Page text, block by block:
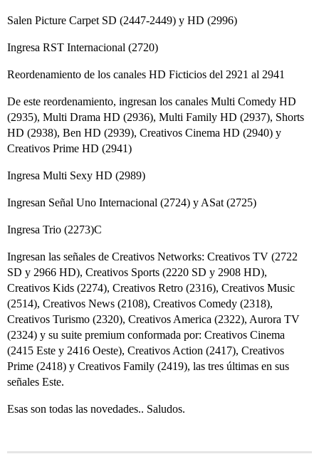
Salen Picture Carpet SD (2447-2449) y HD (2996)
Ingresa RST Internacional (2720)
Reordenamiento de los canales HD Ficticios del 2921 al 2941
De este reordenamiento, ingresan los canales Multi Comedy HD
(2935), Multi Drama HD (2936), Multi Family HD (2937), Shorts
HD (2938), Ben HD (2939), Creativos Cinema HD (2940) y
Creativos Prime HD (2941)
Ingresa Multi Sexy HD (2989)
Ingresan Señal Uno Internacional (2724) y ASat (2725)
Ingresa Trio (2273)C
Ingresan las señales de Creativos Networks: Creativos TV (2722
SD y 2966 HD), Creativos Sports (2220 SD y 2908 HD),
Creativos Kids (2274), Creativos Retro (2316), Creativos Music
(2514), Creativos News (2108), Creativos Comedy (2318),
Creativos Turismo (2320), Creativos America (2322), Aurora TV
(2324) y su suite premium conformada por: Creativos Cinema
(2415 Este y 2416 Oeste), Creativos Action (2417), Creativos
Prime (2418) y Creativos Family (2419), las tres últimas en sus
señales Este.
Esas son todas las novedades.. Saludos.